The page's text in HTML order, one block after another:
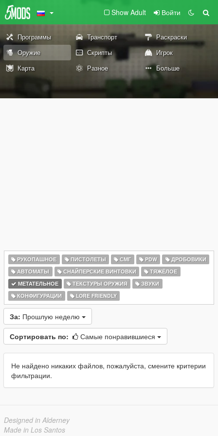
Show Adult Войти
Программы Транспорт
Раскраски
Оружие
Скрипты
Игрок
Карта
Разное Больше
РУКОПАШНОЕ ПИСТОЛЕТЫ СМГ PDW
ДРОБОВИКИ
АВТОМАТЫ
СНАЙПЕРСКИЕ ВИНТОВКИ
ТЯЖЁЛОЕ
МЕТАТЕЛЬНОЕ
ТЕКСТУРЫ ОРУЖИЯ
ЗВУКИ
КОНФИГУРАЦИИ
LORE FRIENDLY
За: Прошлую неделю
Сортировать по: Самые понравившиеся
Не найдено никаких файлов, пожалуйста, смените критерии
фильтрации.
Designed in Alderney
Made in Los Santos